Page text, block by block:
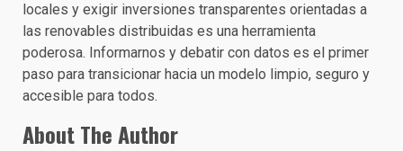
locales y exigir inversiones transparentes orientadas a
las renovables distribuidas es una herramienta
poderosa. Informarnos y debatir con datos es el primer
paso para transicionar hacia un modelo limpio, seguro y
accesible para todos.
About The Author